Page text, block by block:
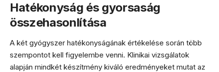
Hatékonyság és gyorsaság
összehasonlítása
A két gyógyszer hatékonyságának értékelése során több
szempontot kell figyelembe venni. Klinikai vizsgálatok
alapján mindkét készítmény kiváló eredményeket mutat az